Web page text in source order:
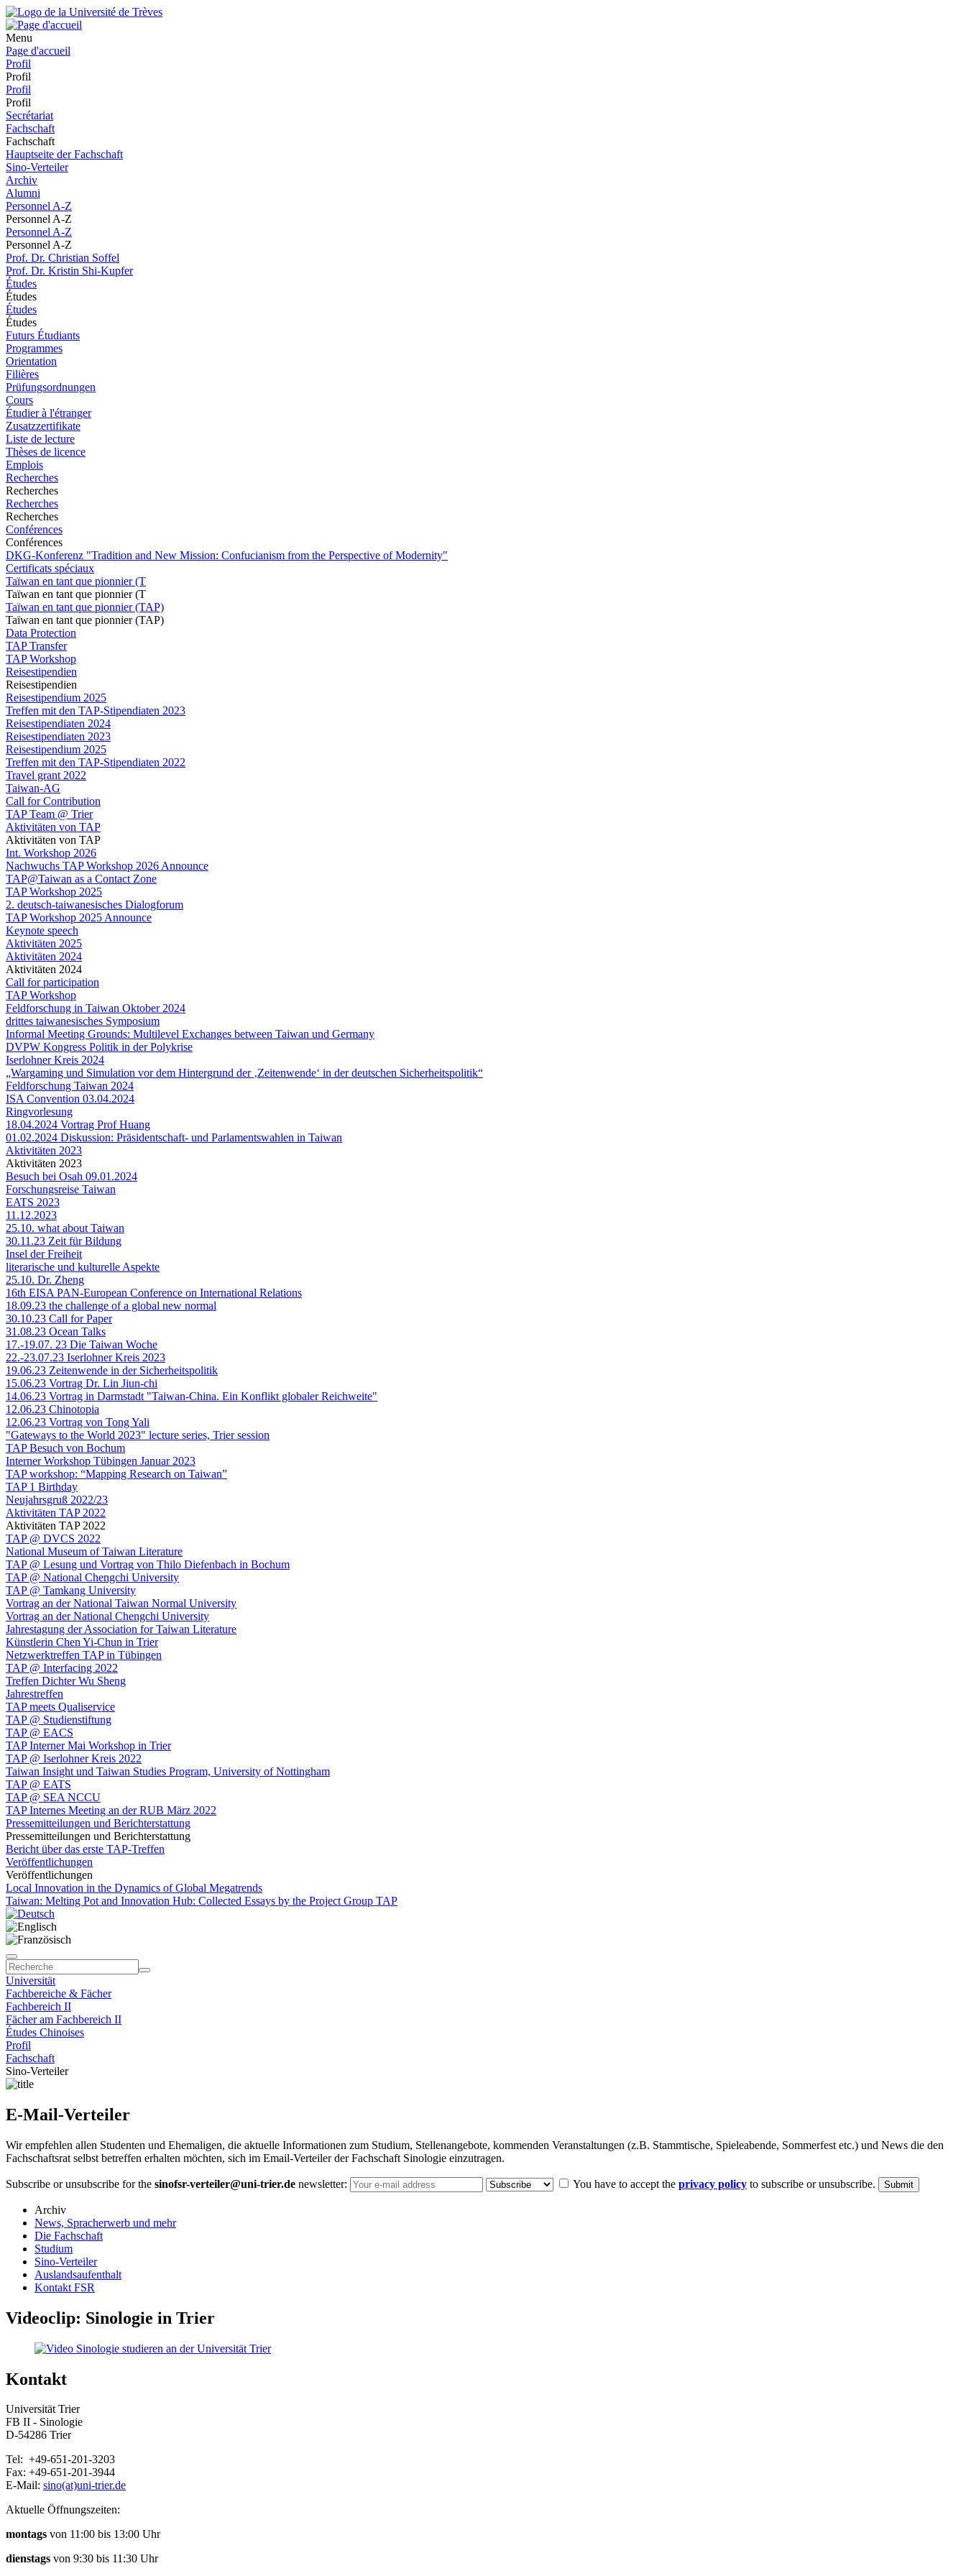
Menu
Page d'accueil
Profil
Profil
Profil
Profil
Secrétariat
Fachschaft
Fachschaft
Hauptseite der Fachschaft
Sino-Verteiler
Archiv
Alumni
Personnel A-Z
Personnel A-Z
Personnel A-Z
Personnel A-Z
Prof. Dr. Christian Soffel
Prof. Dr. Kristin Shi-Kupfer
Études
Études
Études
Études
Futurs Étudiants
Programmes
Orientation
Filières
Prüfungsordnungen
Cours
Étudier à l'étranger
Zusatzzertifikate
Liste de lecture
Thèses de licence
Emplois
Recherches
Recherches
Recherches
Recherches
Conférences
Conférences
DKG-Konferenz "Tradition and New Mission: Confucianism from the Perspective of Modernity"
Certificats spéciaux
Taïwan en tant que pionnier (T
Taïwan en tant que pionnier (T
Taïwan en tant que pionnier (TAP)
Taïwan en tant que pionnier (TAP)
Data Protection
TAP Transfer
TAP Workshop
Reisestipendien
Reisestipendien
Reisestipendium 2025
Treffen mit den TAP-Stipendiaten 2023
Reisestipendiaten 2024
Reisestipendiaten 2023
Reisestipendium 2025
Treffen mit den TAP-Stipendiaten 2022
Travel grant 2022
Taiwan-AG
Call for Contribution
TAP Team @ Trier
Aktivitäten von TAP
Aktivitäten von TAP
Int. Workshop 2026
Nachwuchs TAP Workshop 2026 Announce
TAP@Taiwan as a Contact Zone
TAP Workshop 2025
2. deutsch-taiwanesisches Dialogforum
TAP Workshop 2025 Announce
Keynote speech
Aktivitäten 2025
Aktivitäten 2024
Aktivitäten 2024
Call for participation
TAP Workshop
Feldforschung in Taiwan Oktober 2024
drittes taiwanesisches Symposium
Informal Meeting Grounds: Multilevel Exchanges between Taiwan und Germany
DVPW Kongress Politik in der Polykrise
Iserlohner Kreis 2024
„Wargaming und Simulation vor dem Hintergrund der ‚Zeitenwende‘ in der deutschen Sicherheitspolitik“
Feldforschung Taiwan 2024
ISA Convention 03.04.2024
Ringvorlesung
18.04.2024 Vortrag Prof Huang
01.02.2024 Diskussion: Präsidentschaft- und Parlamentswahlen in Taiwan
Aktivitäten 2023
Aktivitäten 2023
Besuch bei Osah 09.01.2024
Forschungsreise Taiwan
EATS 2023
11.12.2023
25.10. what about Taiwan
30.11.23 Zeit für Bildung
Insel der Freiheit
literarische und kulturelle Aspekte
25.10. Dr. Zheng
16th EISA PAN-European Conference on International Relations
18.09.23 the challenge of a global new normal
30.10.23 Call for Paper
31.08.23 Ocean Talks
17.-19.07. 23 Die Taiwan Woche
22.-23.07.23 Iserlohner Kreis 2023
19.06.23 Zeitenwende in der Sicherheitspolitik
15.06.23 Vortrag Dr. Lin Jiun-chi
14.06.23 Vortrag in Darmstadt "Taiwan-China. Ein Konflikt globaler Reichweite"
12.06.23 Chinotopia
12.06.23 Vortrag von Tong Yali
"Gateways to the World 2023" lecture series, Trier session
TAP Besuch von Bochum
Interner Workshop Tübingen Januar 2023
TAP workshop: “Mapping Research on Taiwan”
TAP 1 Birthday
Neujahrsgruß 2022/23
Aktivitäten TAP 2022
Aktivitäten TAP 2022
TAP @ DVCS 2022
National Museum of Taiwan Literature
TAP @ Lesung und Vortrag von Thilo Diefenbach in Bochum
TAP @ National Chengchi University
TAP @ Tamkang University
Vortrag an der National Taiwan Normal University
Vortrag an der National Chengchi University
Jahrestagung der Association for Taiwan Literature
Künstlerin Chen Yi-Chun in Trier
Netzwerktreffen TAP in Tübingen
TAP @ Interfacing 2022
Treffen Dichter Wu Sheng
Jahrestreffen
TAP meets Qualiservice
TAP @ Studienstiftung
TAP @ EACS
TAP Interner Mai Workshop in Trier
TAP @ Iserlohner Kreis 2022
Taiwan Insight und Taiwan Studies Program, University of Nottingham
TAP @ EATS
TAP @ SEA NCCU
TAP Internes Meeting an der RUB März 2022
Pressemitteilungen und Berichterstattung
Pressemitteilungen und Berichterstattung
Bericht über das erste TAP-Treffen
Veröffentlichungen
Veröffentlichungen
Local Innovation in the Dynamics of Global Megatrends
Taiwan: Melting Pot and Innovation Hub: Collected Essays by the Project Group TAP
Universität
Fachbereiche & Fächer
Fachbereich II
Fächer am Fachbereich II
Études Chinoises
Profil
Fachschaft
Sino-Verteiler
E-Mail-Verteiler
Wir empfehlen allen Studenten und Ehemaligen, die aktuelle Informationen zum Studium, Stellenangebote, kommenden Veranstaltungen (z.B. Stammtische, Spieleabende, Sommerfest etc.) und News die den
Fachschaftsrat selbst betreffen erhalten möchten, sich im Email-Verteiler der Fachschaft Sinologie einzutragen.
Subscribe or unsubscribe for the sinofsr-verteiler@uni-trier.de newsletter: You have to accept the privacy policy to subscribe or unsubscribe.
Archiv
News, Spracherwerb und mehr
Die Fachschaft
Studium
Sino-Verteiler
Auslandsaufenthalt
Kontakt FSR
Videoclip: Sinologie in Trier
Kontakt
Universität Trier
FB II - Sinologie
D-54286 Trier
Tel: +49-651-201-3203
Fax: +49-651-201-3944
E-Mail: sino(at)uni-trier.de
Aktuelle Öffnungszeiten:
montags von 11:00 bis 13:00 Uhr
dienstags von 9:30 bis 11:30 Uhr